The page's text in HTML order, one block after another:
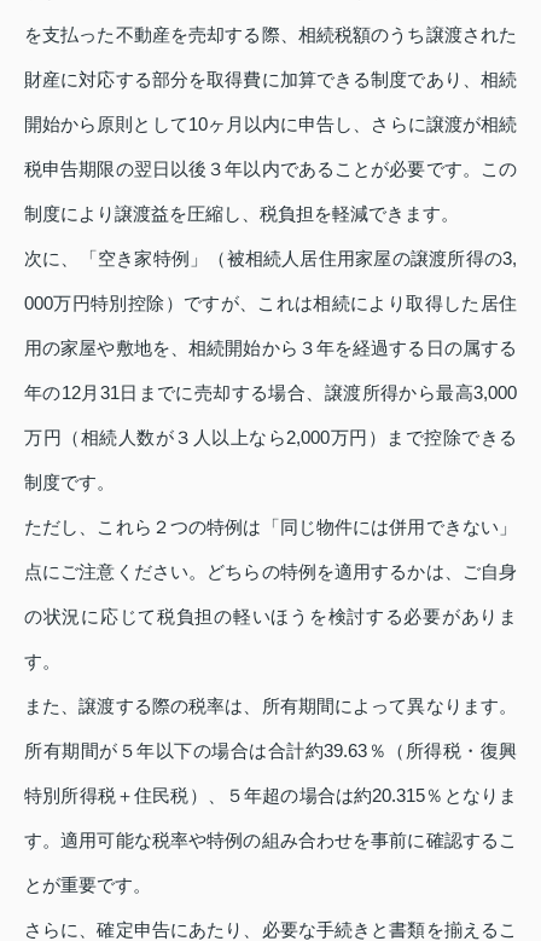
を支払った不動産を売却する際、相続税額のうち譲渡された
財産に対応する部分を取得費に加算できる制度であり、相続
開始から原則として10ヶ月以内に申告し、さらに譲渡が相続
税申告期限の翌日以後３年以内であることが必要です。この
制度により譲渡益を圧縮し、税負担を軽減できます。
次に、「空き家特例」（被相続人居住用家屋の譲渡所得の3,
000万円特別控除）ですが、これは相続により取得した居住
用の家屋や敷地を、相続開始から３年を経過する日の属する
年の12月31日までに売却する場合、譲渡所得から最高3,000
万円（相続人数が３人以上なら2,000万円）まで控除できる
制度です。
ただし、これら２つの特例は「同じ物件には併用できない」
点にご注意ください。どちらの特例を適用するかは、ご自身
の状況に応じて税負担の軽いほうを検討する必要がありま
す。
また、譲渡する際の税率は、所有期間によって異なります。
所有期間が５年以下の場合は合計約39.63％（所得税・復興
特別所得税＋住民税）、５年超の場合は約20.315％となりま
す。適用可能な税率や特例の組み合わせを事前に確認するこ
とが重要です。
さらに、確定申告にあたり、必要な手続きと書類を揃えるこ